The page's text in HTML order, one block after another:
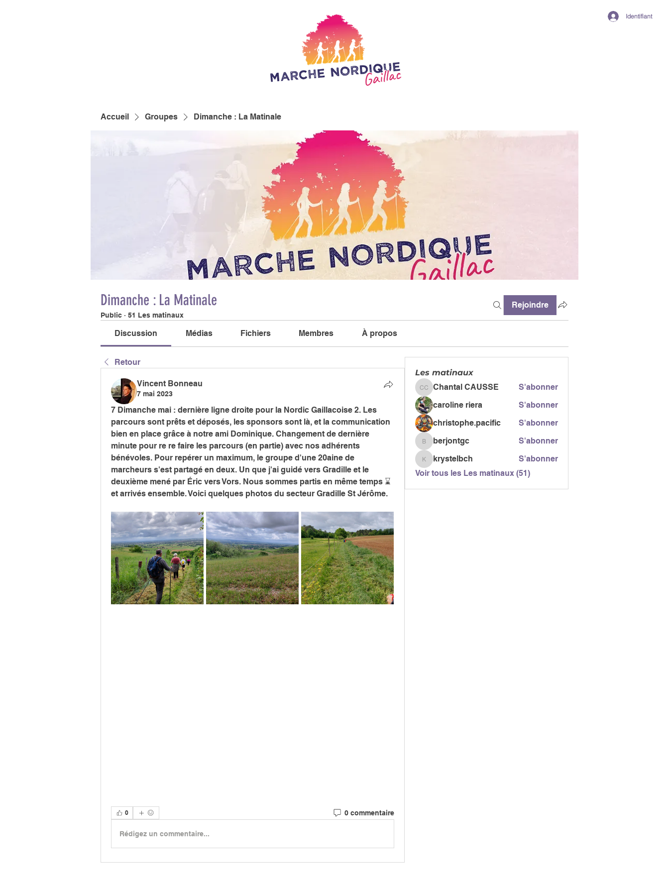
Identifiant
Accueil Groupes Dimanche : La Matinale
Dimanche : La Matinale
Public · 51 Les matinaux
Rejoindre
Discussion Médias Fichiers Membres À propos
Retour
Vincent Bonneau
7 mai 2023
7 Dimanche mai : dernière ligne droite pour la Nordic Gaillacoise 2. Les
parcours sont prêts et déposés, les sponsors sont là, et la communication
bien en place grâce à notre ami Dominique. Changement de dernière
minute pour re re faire les parcours (en partie) avec nos adhérents
bénévoles. Pour repérer un maximum, le groupe d'une 20aine de
marcheurs s'est partagé en deux. Un que j'ai guidé vers Gradille et le
deuxième mené par Éric vers Vors. Nous sommes partis en même temps ⌛️
et arrivés ensemble. Voici quelques photos du secteur Gradille St Jérôme.
0 0 commentaire
Rédigez un commentaire...
Les matinaux
Chantal CAUSSE
Chantal CAUSSE
S'abonner
caroline riera
S'abonner
christophe.pacific
S'abonner
berjontgc
berjontgc S'abonner
krystelbch
krystelbch
S'abonner
Voir tous les Les matinaux (51)